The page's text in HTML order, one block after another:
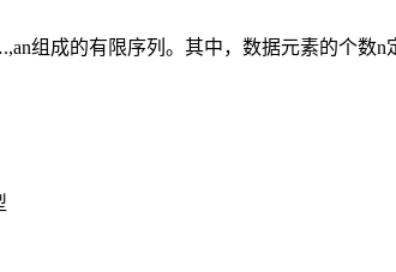
组成的有限序列。其中，数据元素的个数